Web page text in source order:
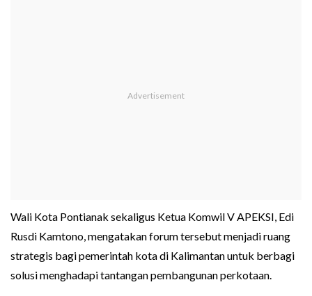
Wali Kota Pontianak sekaligus Ketua Komwil V APEKSI, Edi
Rusdi Kamtono, mengatakan forum tersebut menjadi ruang
strategis bagi pemerintah kota di Kalimantan untuk berbagi
solusi menghadapi tantangan pembangunan perkotaan.